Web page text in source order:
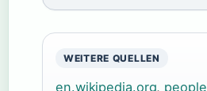
WEITERE QUELLEN
en.wikipedia.org,